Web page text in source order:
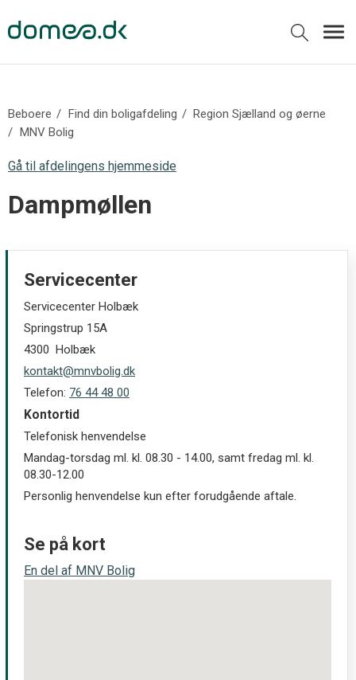
Beboere Find din boligafdeling
Region Sjælland og øerne
MNV Bolig
Gå til afdelingens hjemmeside
Dampmøllen
Servicecenter
Servicecenter Holbæk
Springstrup 15A
4300 Holbæk
kontakt@mnvbolig.dk
Telefon: 76 44 48 00
Kontortid
Telefonisk henvendelse
Mandag-torsdag ml. kl. 08.30 - 14.00, samt fredag ml. kl.
08.30-12.00
Personlig henvendelse kun efter forudgående aftale.
Se på kort
En del af MNV Bolig